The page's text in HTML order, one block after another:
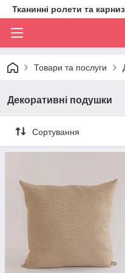
Тканинні ролети та
Товари та послуги
Декоративні подушки
Сортування